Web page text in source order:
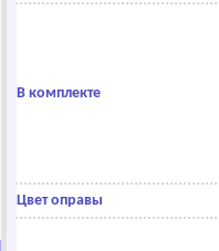
В комплекте
Цвет оправы